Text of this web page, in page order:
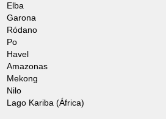
descubrirán la finca de
perspectivas asociadas a
Elba
Garona
Ródano
Po
Havel
Amazonas
Mekong
Nilo
Lago Kariba (África)